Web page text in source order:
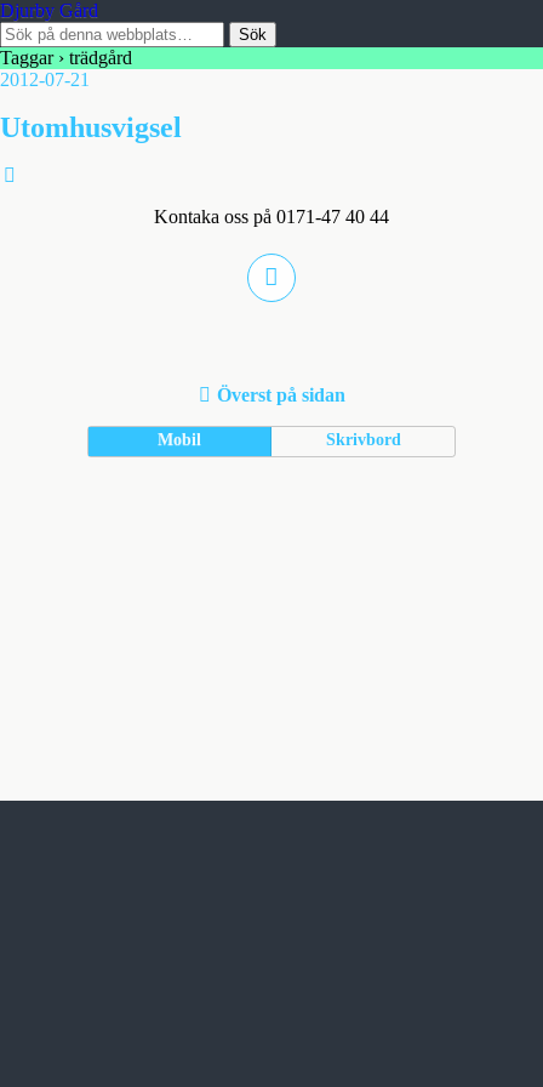
Djurby Gård
Taggar › trädgård
2012-07-21
Utomhusvigsel
Kontaka oss på 0171-47 40 44
Överst på sidan
Mobil Skrivbord